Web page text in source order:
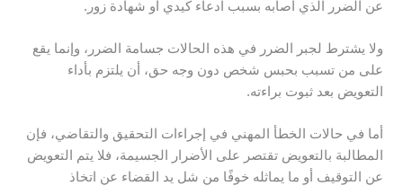
عن الضرر الذي أصابه بسبب ادعاء كيدي أو شهادة زور.
ولا يشترط لجبر الضرر في هذه الحالات جسامة الضرر، وإنما يقع
على من تسبب بحبس شخص دون وجه حق، أن يلتزم بأداء
التعويض بعد ثبوت براءته.
أما في حالات الخطأ المهني في إجراءات التحقيق والتقاضي، فإن
المطالبة بالتعويض تقتصر على الأضرار الجسيمة، فلا يتم التعويض
عن التوقيف أو ما يماثله خوفًا من شل يد القضاء عن اتخاذ